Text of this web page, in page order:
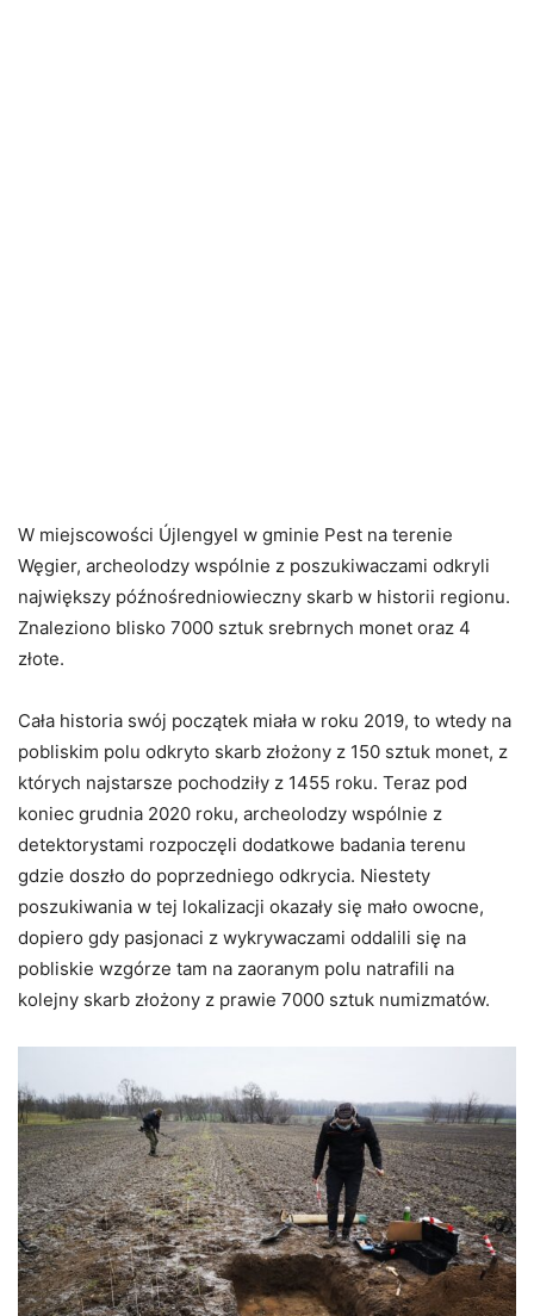
W miejscowości Újlengyel w gminie Pest na terenie
Węgier, archeolodzy wspólnie z poszukiwaczami odkryli
największy późnośredniowieczny skarb w historii regionu.
Znaleziono blisko 7000 sztuk srebrnych monet oraz 4
złote.
Cała historia swój początek miała w roku 2019, to wtedy na
pobliskim polu odkryto skarb złożony z 150 sztuk monet, z
których najstarsze pochodziły z 1455 roku. Teraz pod
koniec grudnia 2020 roku, archeolodzy wspólnie z
detektorystami rozpoczęli dodatkowe badania terenu
gdzie doszło do poprzedniego odkrycia. Niestety
poszukiwania w tej lokalizacji okazały się mało owocne,
dopiero gdy pasjonaci z wykrywaczami oddalili się na
pobliskie wzgórze tam na zaoranym polu natrafili na
kolejny skarb złożony z prawie 7000 sztuk numizmatów.